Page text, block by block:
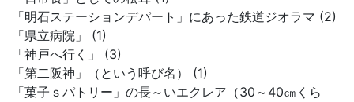
「明石ステーションデパート」にあった鉄道ジオラマ (2)
「県立病院」 (1)
「神戸へ行く」 (3)
「第二阪神」（という呼び名） (1)
「菓子ｓパトリー」の長～いエクレア（30～40㎝くら